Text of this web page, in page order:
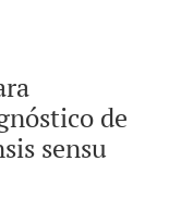
de
sensu